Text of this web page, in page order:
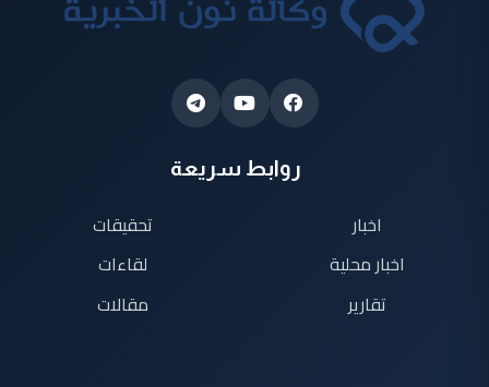
روابط سريعة
اخبار
اخبار محلية
تقارير
تحقيقات
لقاءات
مقالات